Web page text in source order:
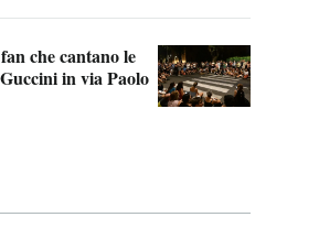
che cantano le
in via Paolo